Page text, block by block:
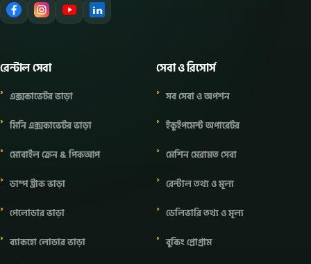
রেন্টাল সেবা
এক্সকাভেটর ভাড়া
মিনি এক্সকাভেটর ভাড়া
মোবাইল ক্রেন & পিকআপ
ডাম্প ট্রাক ভাড়া
পেলোডার ভাড়া
ব্যাকহো লোডার ভাড়া
সেবা ও রিসোর্স
সব সেবা ও অপশন
ইকুইপমেন্ট অপারেটর
মেশিন মেরামত সেবা
রেন্টাল তথ্য ও মূল্য
ডেলিভারি তথ্য ও মূল্য
বুকিং প্রোগ্রাম